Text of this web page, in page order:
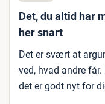
Det, du altid har
her snart
Det er svært at
ved, hvad andre
det er godt nyt for